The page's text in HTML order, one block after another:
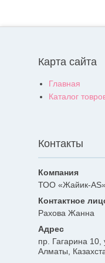
Карта сайта
Главная
Каталог
Контакты
ТОО «Жайик-
Рахова Жанна
пр. Гагарина 10,
Алматы,